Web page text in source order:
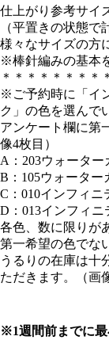
仕上がり参考サ
（平置きの状態
様々なサイズの方
※棒針編みの基本
＊＊＊＊＊＊＊＊
※ご予約時に「イ
ク」の色を選んで
アンケート欄に第
像4枚目）
A：203ウォーター
B：105ウォーター
C：010インフィニ
D：013インフィニ
各色、数に限りが
第一希望の色でな
うるりの在庫は十
ただきます。（画
※1週間前までに